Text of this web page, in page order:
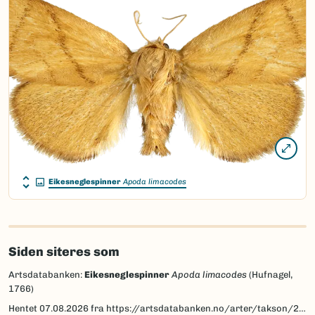
Eikesneglespinner Apoda limacodes
Siden siteres som
Artsdatabanken: Eikesneglespinner Apoda limacodes (Hufnagel,
1766)
Hentet 07.08.2026 fra https://artsdatabanken.no/arter/takson/28825